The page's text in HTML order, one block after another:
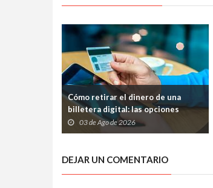
Cómo retirar el dinero de una
billetera digital: las opciones
disponibles
03 de Ago de 2026
DEJAR UN COMENTARIO